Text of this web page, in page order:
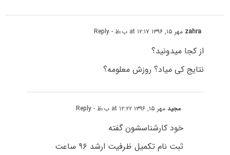
zahra مهر ۱۵, ۱۳۹۶ at ۱۲:۱۷ ب٫ظ - Reply
از کجا میدونید؟
نتایج کی میاد؟ روزش معلومه؟
مجیدمهر ۱۵, ۱۳۹۶ at ۱۲:۲۲ ب٫ظ - Reply
خود کارشناسشون گفته
ثبت نام تکمیل ظرفیت ارشد ۹۶ ساعت